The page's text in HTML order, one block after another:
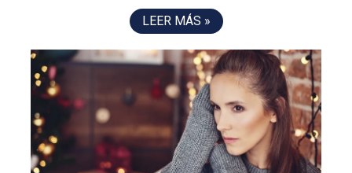
LEER MÁS »